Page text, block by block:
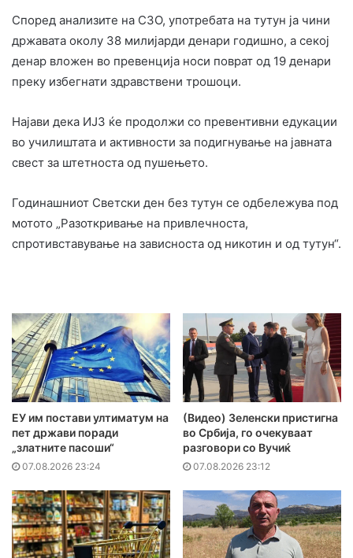
Според анализите на СЗО, употребата на тутун ја чини
државата околу 38 милијарди денари годишно, а секој
денар вложен во превенција носи поврат од 19 денари
преку избегнати здравствени трошоци.
Најави дека ИЈЗ ќе продолжи со превентивни едукации
во училиштата и активности за подигнување на јавната
свест за штетноста од пушењето.
Годинашниот Светски ден без тутун се одбележува под
мотото „Разоткривање на привлечноста,
спротивставување на зависноста од никотин и од тутун“.
ЕУ им постави ултиматум на
пет држави поради
„златните пасоши“
07.08.2026 23:24
(Видео) Зеленски пристигна
во Србија, го очекуваат
разговори со Вучиќ
07.08.2026 23:12